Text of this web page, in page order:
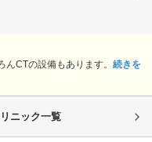
CTの設備もあります。 続きを
ニック一覧